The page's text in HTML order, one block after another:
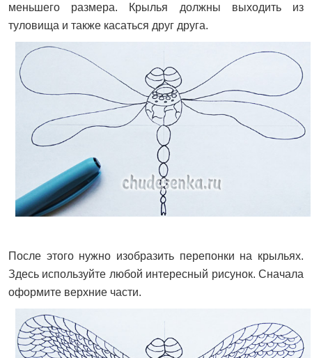
меньшего размера. Крылья должны выходить из
туловища и также касаться друг друга.
После этого нужно изобразить перепонки на крыльях.
Здесь используйте любой интересный рисунок. Сначала
оформите верхние части.